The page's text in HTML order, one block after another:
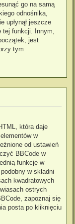
go na samą
odnośnika,
upłynął jeszcze
tej funkcji. Innym,
jest
tym
która daje
w
od ustawień
BBCode w
funkcję w
w składni
kwadratowych
ostrych
zapoznaj się
posta po kliknięciu